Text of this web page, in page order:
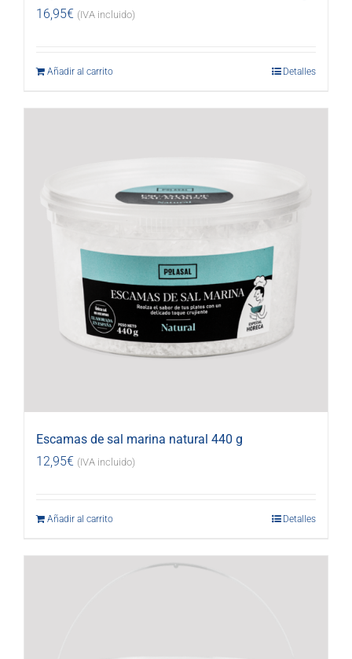
16,95€ (IVA incluido)
Añadir al carrito Detalles
Escamas de sal marina natural 440 g
12,95€ (IVA incluido)
Añadir al carrito Detalles